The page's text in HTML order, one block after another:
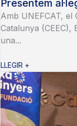
Presentem
Amb UNEFCAT, el
Catalunya (CEEC),
una...
LLEGIR +